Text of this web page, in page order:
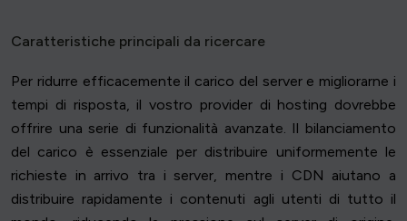
Caratteristiche principali da ricercare
Per ridurre efficacemente il carico del server e migliorarne i
tempi di risposta, il vostro provider di hosting dovrebbe
offrire una serie di funzionalità avanzate. Il bilanciamento
del carico è essenziale per distribuire uniformemente le
richieste in arrivo tra i server, mentre i CDN aiutano a
distribuire rapidamente i contenuti agli utenti di tutto il